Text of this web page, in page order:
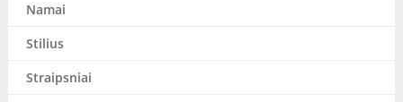
Namai
Stilius
Straipsniai